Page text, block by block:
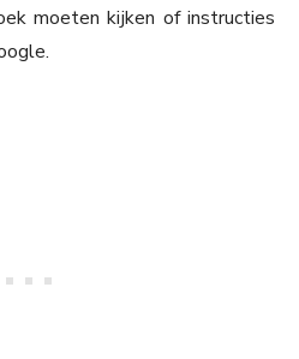
moeten kijken of instructies